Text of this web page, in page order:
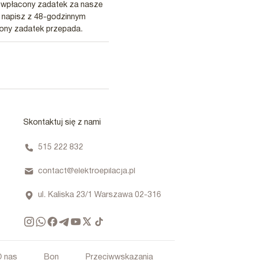
zadatek za nasze
z 48-godzinnym
zadatek przepada.
Skontaktuj się z nami
515 222 832
contact@elektroepilacja.pl
ul. Kaliska 23/1 Warszawa 02-316
nas Bon Przeciwwskazania